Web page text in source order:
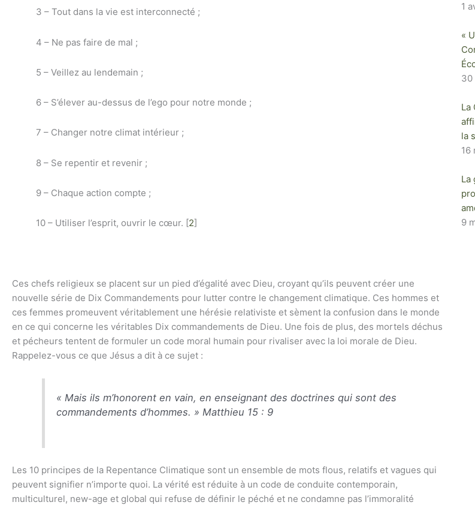
3 – Tout dans la vie est interconnecté ;
4 – Ne pas faire de mal ;
5 – Veillez au lendemain ;
6 – S’élever au-dessus de l’ego pour notre monde ;
7 – Changer notre climat intérieur ;
8 – Se repentir et revenir ;
9 – Chaque action compte ;
10 – Utiliser l’esprit, ouvrir le cœur. [2]
Ces chefs religieux se placent sur un pied d’égalité avec Dieu, croyant qu’ils peuvent créer une
nouvelle série de Dix Commandements pour lutter contre le changement climatique. Ces hommes et
ces femmes promeuvent véritablement une hérésie relativiste et sèment la confusion dans le monde
en ce qui concerne les véritables Dix commandements de Dieu. Une fois de plus, des mortels déchus
et pécheurs tentent de formuler un code moral humain pour rivaliser avec la loi morale de Dieu.
Rappelez-vous ce que Jésus a dit à ce sujet :
« Mais ils m’honorent en vain, en enseignant des doctrines qui sont des
commandements d’hommes. » Matthieu 15 : 9
Les 10 principes de la Repentance Climatique sont un ensemble de mots flous, relatifs et vagues qui
peuvent signifier n’importe quoi. La vérité est réduite à un code de conduite contemporain,
multiculturel, new-age et global qui refuse de définir le péché et ne condamne pas l’immoralité
1
«
30
La
la
16
La
9